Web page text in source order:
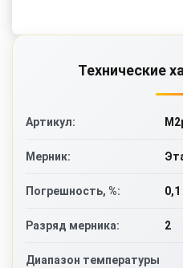
Технические
Артикул:
Мерник:
Погрешность, %: 0,1
Разряд мерника: 2
Диапазон температуры